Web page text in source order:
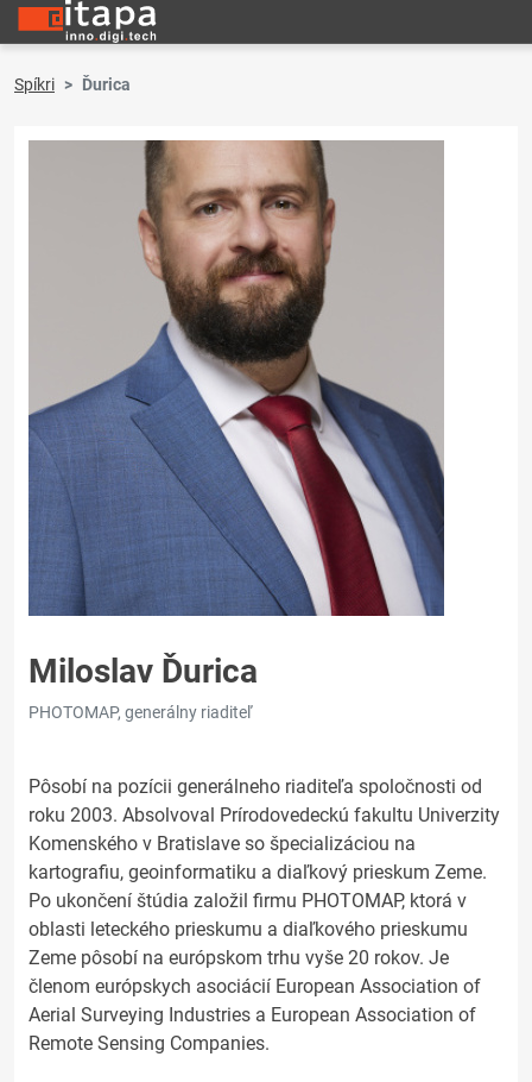
Spíkri Ďurica
Miloslav Ďurica
PHOTOMAP, generálny riaditeľ
Pôsobí na pozícii generálneho riaditeľa spoločnosti od
roku 2003. Absolvoval Prírodovedeckú fakultu Univerzity
Komenského v Bratislave so špecializáciou na
kartografiu, geoinformatiku a diaľkový prieskum Zeme.
Po ukončení štúdia založil firmu PHOTOMAP, ktorá v
oblasti leteckého prieskumu a diaľkového prieskumu
Zeme pôsobí na európskom trhu vyše 20 rokov. Je
členom európskych asociácií European Association of
Aerial Surveying Industries a European Association of
Remote Sensing Companies.